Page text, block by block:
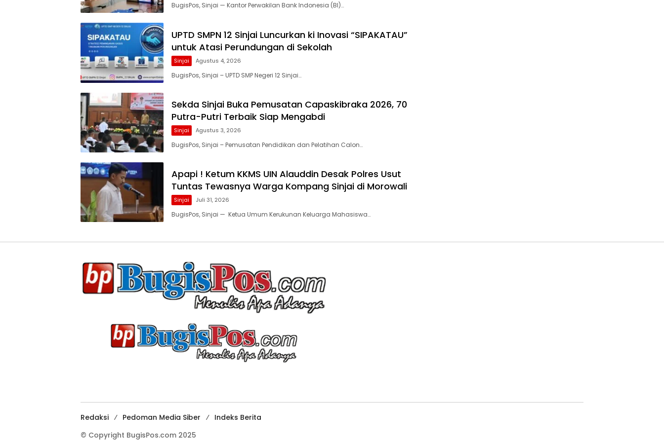
BugisPos, Sinjai — Kantor Perwakilan Bank Indonesia (BI)…
UPTD SMPN 12 Sinjai Luncurkan ki Inovasi “SIPAKATAU”
untuk Atasi Perundungan di Sekolah
Sinjai Agustus 4, 2026
BugisPos, Sinjai – UPTD SMP Negeri 12 Sinjai…
Sekda Sinjai Buka Pemusatan Capaskibraka 2026, 70
Putra-Putri Terbaik Siap Mengabdi
Sinjai Agustus 3, 2026
BugisPos, Sinjai – Pemusatan Pendidikan dan Pelatihan Calon…
Apapi ! Ketum KKMS UIN Alauddin Desak Polres Usut
Tuntas Tewasnya Warga Kompang Sinjai di Morowali
Sinjai Juli 31, 2026
BugisPos, Sinjai — Ketua Umum Kerukunan Keluarga Mahasiswa…
Redaksi Pedoman Media Siber
Indeks Berita
© Copyright BugisPos.com 2025